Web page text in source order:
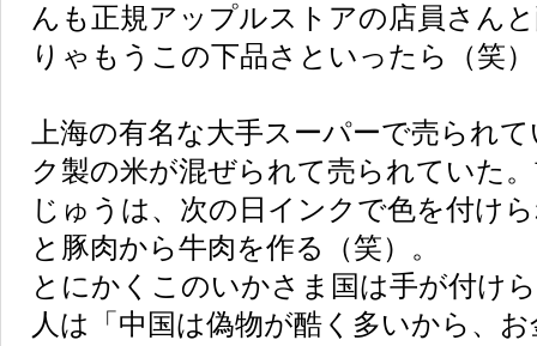
んも正規アップルストアの店員さん
りゃもうこの下品さといったら（笑
上海の有名な大手スーパーで売られ
ク製の米が混ぜられて売られていた
じゅうは、次の日インクで色を付け
と豚肉から牛肉を作る（笑）。
とにかくこのいかさま国は手が付け
人は「中国は偽物が酷く多いから、